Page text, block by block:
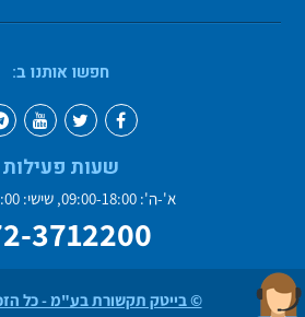
חפשו אותנו ב:
שעות פעילות
א'-ה': 09:00-18:00, שישי: 09:00-13:00
3712200
© בייטק תקשורת בע"מ - כל